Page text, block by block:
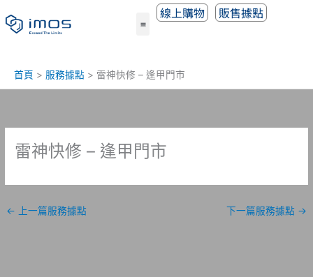
至
線上購物 販售據點
首頁 服務據點 雷神快修 – 逢甲門市
雷神快修 – 逢甲門市
← 上一篇服務據點 下一篇服務據點 →